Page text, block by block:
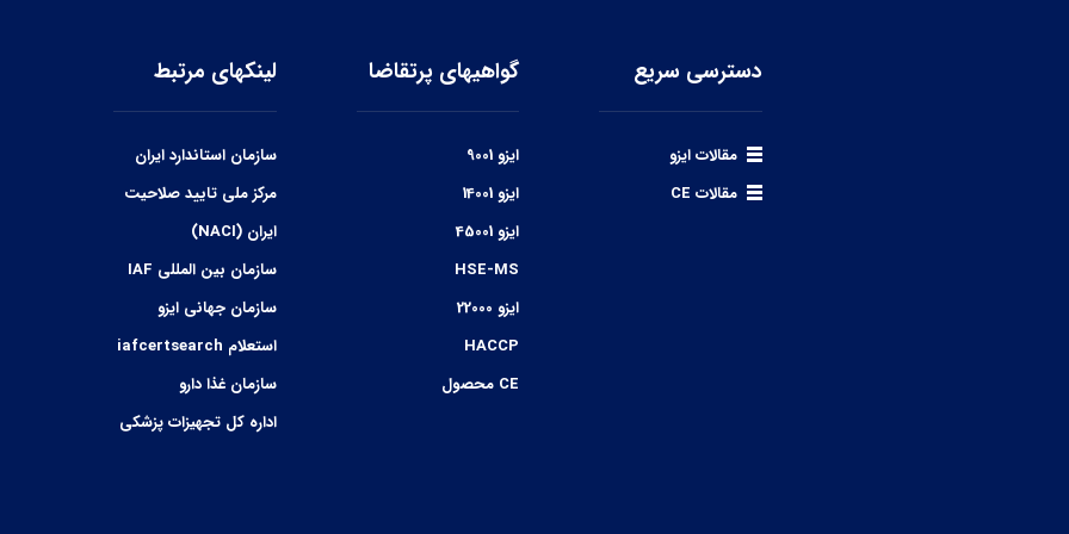
دسترسی سریع
مقالات ایزو
مقالات CE
گواهیهای پرتقاضا
ایزو 9001
ایزو 14001
ایزو 45001
HSE-MS
ایزو 22000
HACCP
CE محصول
لینکهای مرتبط
سازمان استاندارد ایران
مرکز ملی تایید صلاحیت
ایران (NACI)
سازمان بین المللی IAF
سازمان جهانی ایزو
استعلام iafcertsearch
سازمان غذا دارو
اداره کل تجهیزات پزشکی